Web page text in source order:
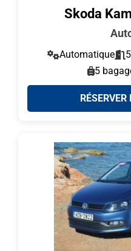
Skoda
Automatique
5